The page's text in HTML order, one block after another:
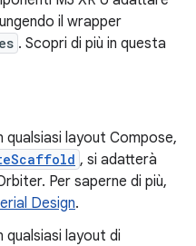
il wrapper
. Scopri di più in questa
qualsiasi layout Compose,
, si adatterà
Per saperne di più,
Design.
qualsiasi layout di